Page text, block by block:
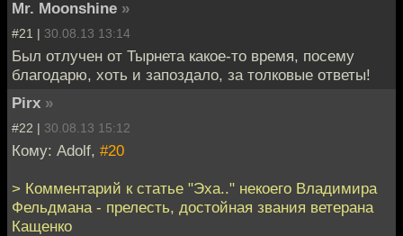
Mr. Moonshine »
#21 | 30.08.13 13:14
Был отлучен от Тырнета какое-то время, посему
благодарю, хоть и запоздало, за толковые ответы!
Pirx »
#22 | 30.08.13 15:12
Кому: Adolf, #20
> Комментарий к статье "Эха.." некоего Владимира
Фельдмана - прелесть, достойная звания ветерана
Кащенко